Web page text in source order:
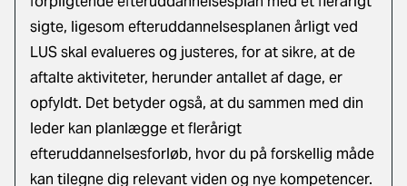
sigte, ligesom efteruddannelsesplanen årligt ved
LUS skal evalueres og justeres, for at sikre, at de
aftalte aktiviteter, herunder antallet af dage, er
opfyldt. Det betyder også, at du sammen med din
leder kan planlægge et flerårigt
efteruddannelsesforløb, hvor du på forskellig måde
kan tilegne dig relevant viden og nye kompetencer.